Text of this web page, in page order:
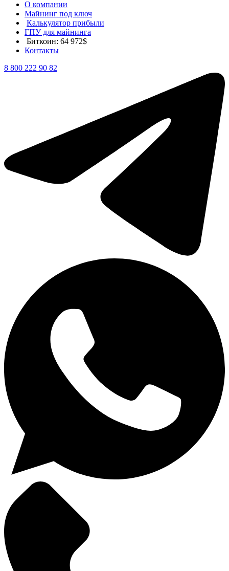
О компании
Майнинг под ключ
Калькулятор прибыли
ГПУ для майнинга
Биткоин: 64 972$
Контакты
8 800 222 90 82